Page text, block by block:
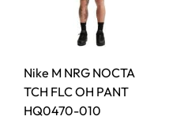
Nike M NRG NOCTA
TCH FLC OH PANT
HQ0470-010